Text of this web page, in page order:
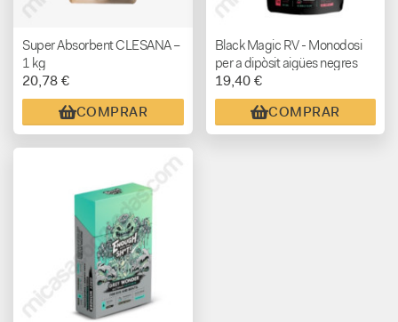
Super Absorbent CLESANA –
1 kg
20,78 €
COMPRAR
Black Magic RV - Monodosi
per a dipòsit aigües negres
19,40 €
COMPRAR